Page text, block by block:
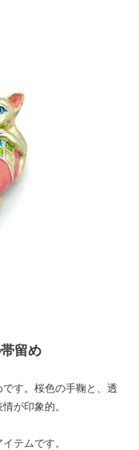
留め
す。桜色の手鞠と、透
が印象的。
テムです。